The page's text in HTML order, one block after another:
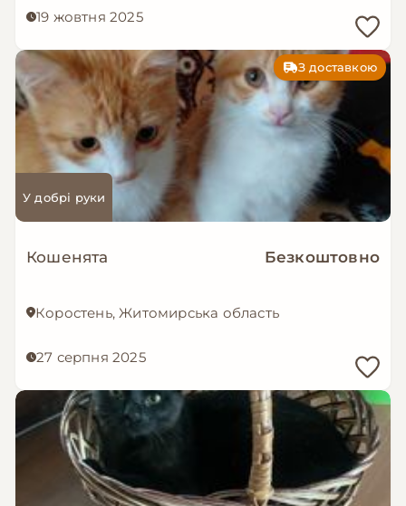
19 жовтня 2025
З доставкою
У добрі руки
Кошенята Безкоштовно
Коростень, Житомирська область
27 серпня 2025